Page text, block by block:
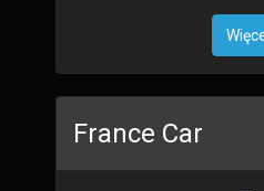
France Car